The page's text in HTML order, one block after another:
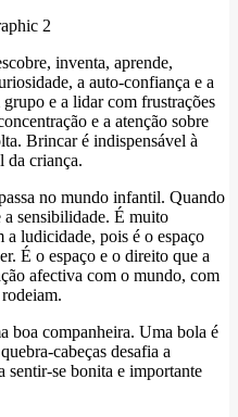
inventa, aprende,
a auto-confiança e a
e a lidar com frustrações
e a atenção sobre
Brincar é indispensável à
da criança.
no mundo infantil. Quando
a sensibilidade. É muito
a ludicidade, pois é o espaço
É o espaço e o direito que a
afectiva com o mundo, com
boa companheira. Uma bola é
cabeças desafia a
sentir-se bonita e importante